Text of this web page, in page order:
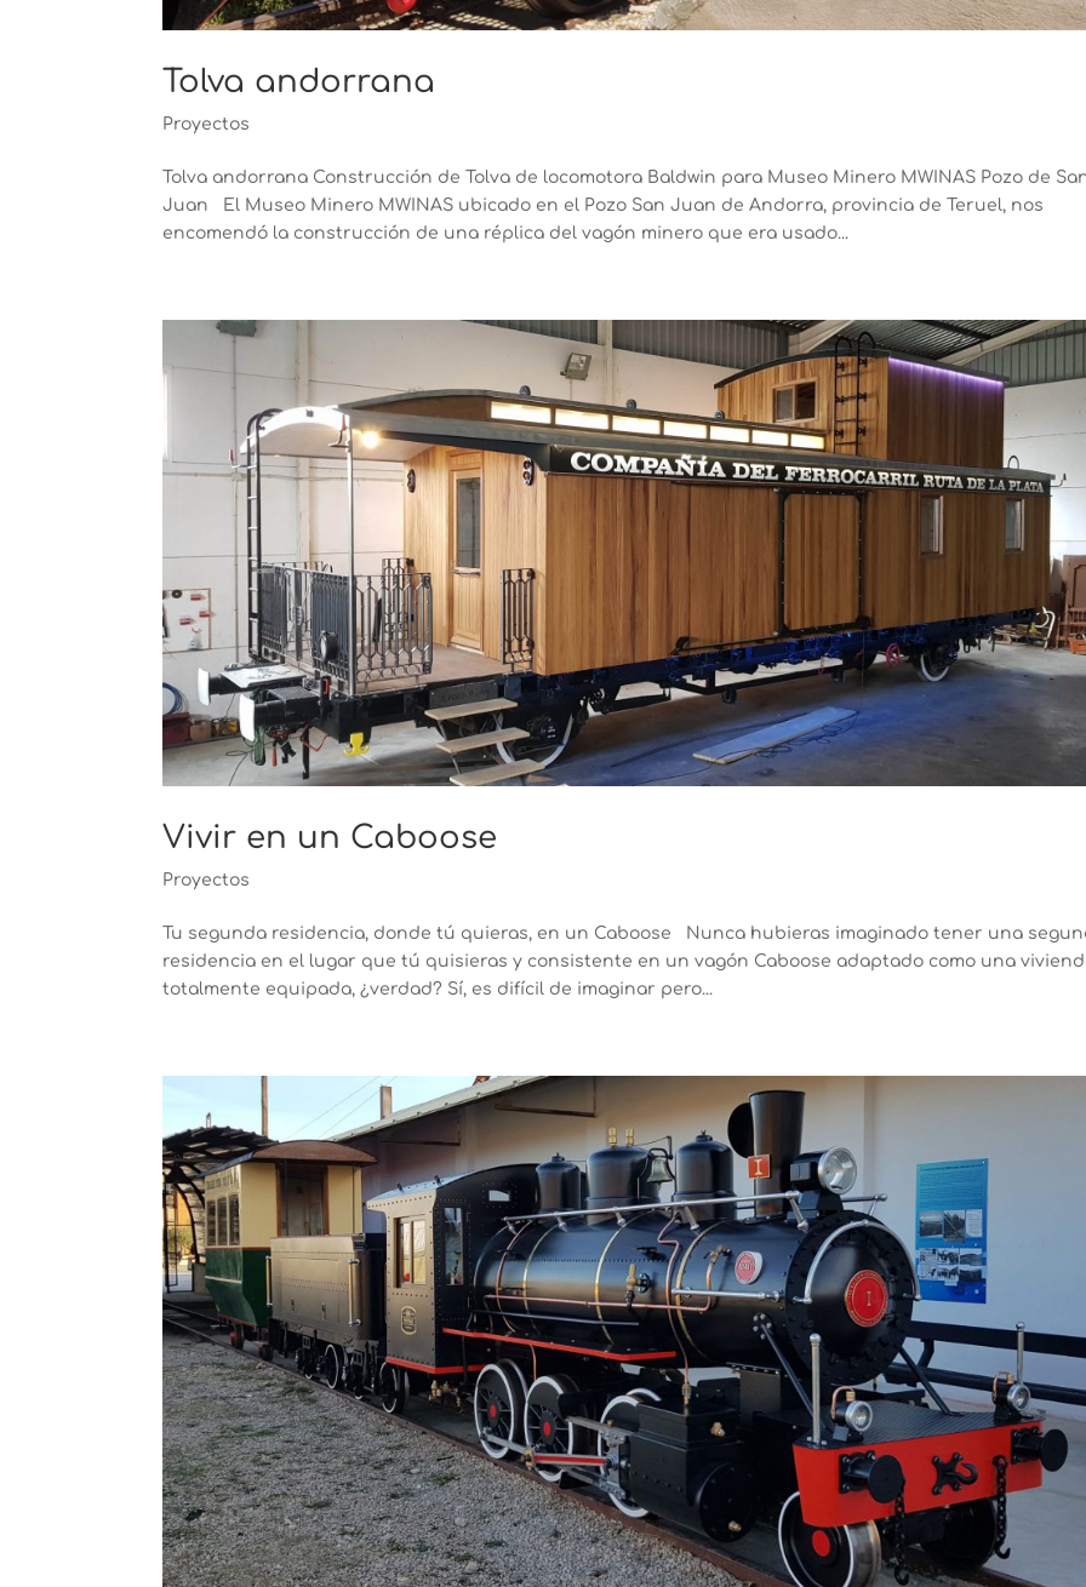
Tolva andorrana
Proyectos
Tolva andorrana Construcción de Tolva de locomotora Baldwin para Museo Minero MWINAS Pozo de
Juan El Museo Minero MWINAS ubicado en el Pozo San Juan de Andorra, provincia de Teruel, nos
encomendó la construcción de una réplica del vagón minero que era usado...
Vivir en un Caboose
Proyectos
Tu segunda residencia, donde tú quieras, en un Caboose Nunca hubieras imaginado tener una
residencia en el lugar que tú quisieras y consistente en un vagón Caboose adaptado como una
totalmente equipada, ¿verdad? Sí, es difícil de imaginar pero...